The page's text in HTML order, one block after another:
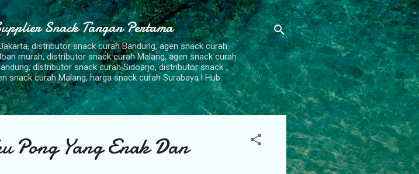
ke konten utama
Snack Tangan Pertama
distributor snack curah Bandung, agen snack curah
murah, distributor snack curah Malang, agen snack curah
distributor snack curah Sidoarjo, distributor snack
snack curah Malang, harga snack curah Surabaya l Hub.
Pong Yang Enak Dan